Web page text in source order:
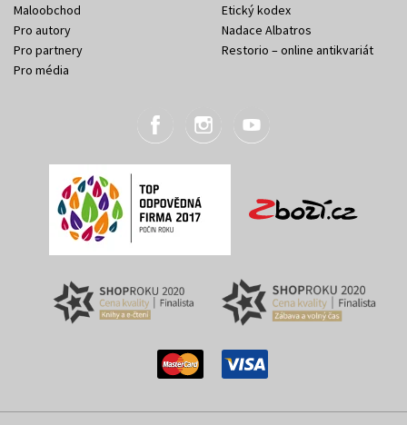
Maloobchod
Pro autory
Pro partnery
Pro média
Etický kodex
Nadace Albatros
Restorio – online antikvariát